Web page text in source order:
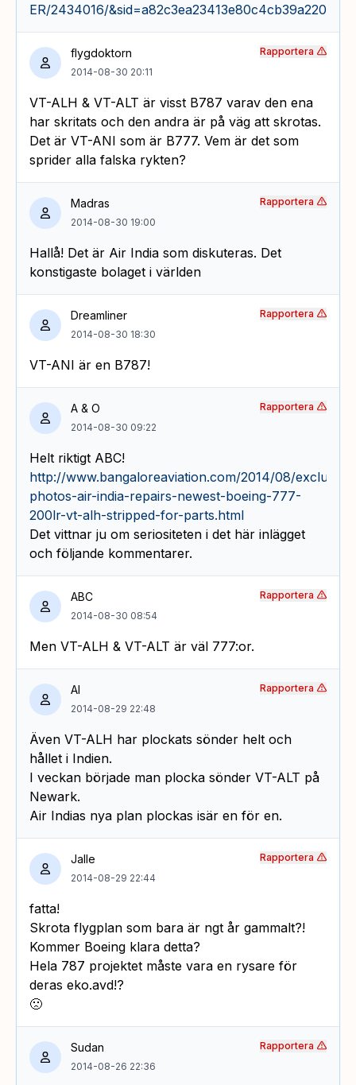
ER/2434016/
flygdoktorn
2014-08-30 20:11
VT-ALH & VT-ALT är visst B787 varav den ena
har skritats och den andra är på väg att skrotas.
Det är VT-ANI som är B777. Vem är det som
sprider alla falska rykten?
Rapportera
Madras
2014-08-30 19:00
Hallå! Det är Air India som diskuteras. Det
konstigaste bolaget i världen
Rapportera
Dreamliner
2014-08-30 18:30
VT-ANI är en B787!
Rapportera
A & O
2014-08-30 09:22
Helt riktigt ABC!
http://www.bangaloreaviation.com/2014/08/exclusive-
photos-air-india-repairs-newest-boeing-777-
200lr-vt-alh-stripped-for-parts.html
Det vittnar ju om seriositeten i det här inlägget
och följande kommentarer.
Rapportera
ABC
2014-08-30 08:54
Men VT-ALH & VT-ALT är väl 777:or.
Rapportera
AI
2014-08-29 22:48
Även VT-ALH har plockats sönder helt och
hållet i Indien.
I veckan började man plocka sönder VT-ALT på
Newark.
Air Indias nya plan plockas isär en för en.
Rapportera
Jalle
2014-08-29 22:44
fatta!
Skrota flygplan som bara är ngt år gammalt?!
Kommer Boeing klara detta?
Hela 787 projektet måste vara en rysare för
deras eko.avd!?
🙁
Rapportera
Sudan
2014-08-26 22:36
Rapportera